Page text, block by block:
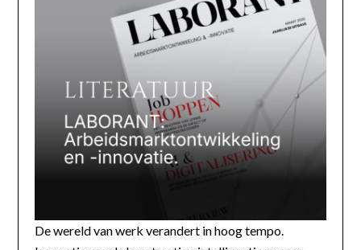
De wereld van werk verandert in hoog tempo.